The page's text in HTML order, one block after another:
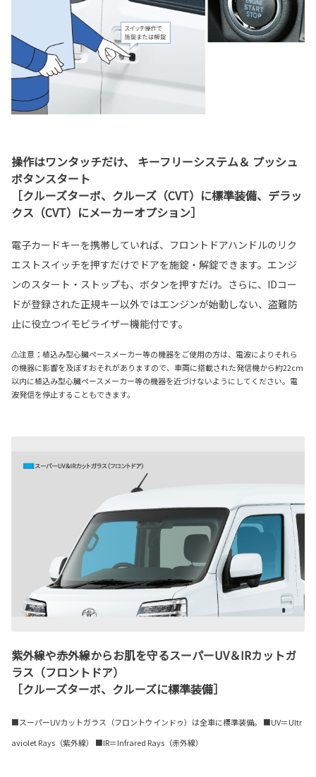
操作はワンタッチだけ、 キーフリーシステム＆ プッシュ
ボタンスタート
［クルーズターボ、クルーズ（CVT）に標準装備、デラッ
クス（CVT）にメーカーオプション］
電子カードキーを携帯していれば、フロントドアハンドルのリク
エストスイッチを押すだけでドアを施錠・解錠できます。エンジ
ンのスタート・ストップも、ボタンを押すだけ。さらに、IDコー
ドが登録された正規キー以外ではエンジンが始動しない、盗難防
止に役立つイモビライザー機能付です。
⚠注意：植込み型心臓ペースメーカー等の機器をご使用の方は、電波によりそれら
の機器に影響を及ぼすおそれがありますので、車両に搭載された発信機から約22cm
以内に植込み型心臓ペースメーカー等の機器を近づけないようにしてください。電
波発信を停止することもできます。
紫外線や赤外線からお肌を守るスーパーUV＆IRカットガ
ラス（フロントドア）
［クルーズターボ、クルーズに標準装備］
■スーパーUVカットガラス（フロントウインドゥ）は全車に標準装備。 ■UV＝Ultr
aviolet Rays（紫外線） ■IR＝Infrared Rays（赤外線）